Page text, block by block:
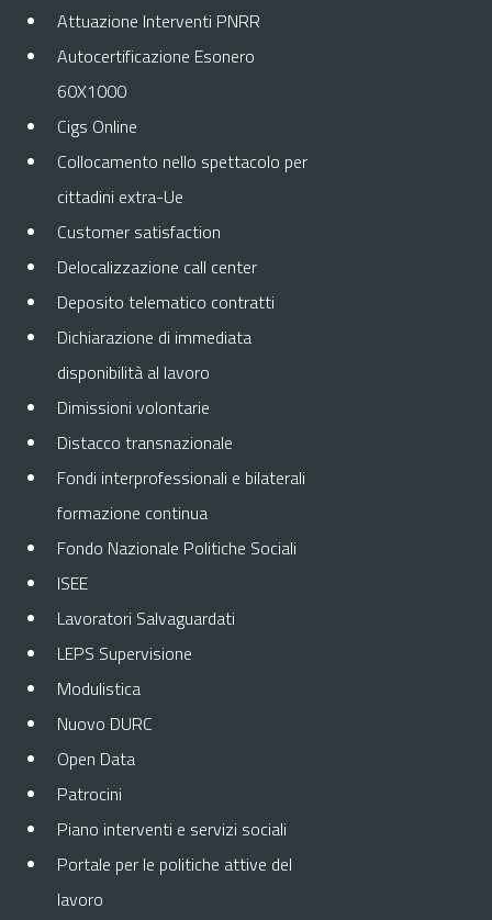
Attuazione Interventi PNRR
Autocertificazione Esonero
60X1000
Cigs Online
Collocamento nello spettacolo per
cittadini extra-Ue
Customer satisfaction
Delocalizzazione call center
Deposito telematico contratti
Dichiarazione di immediata
disponibilità al lavoro
Dimissioni volontarie
Distacco transnazionale
Fondi interprofessionali e bilaterali
formazione continua
Fondo Nazionale Politiche Sociali
ISEE
Lavoratori Salvaguardati
LEPS Supervisione
Modulistica
Nuovo DURC
Open Data
Patrocini
Piano interventi e servizi sociali
Portale per le politiche attive del
lavoro